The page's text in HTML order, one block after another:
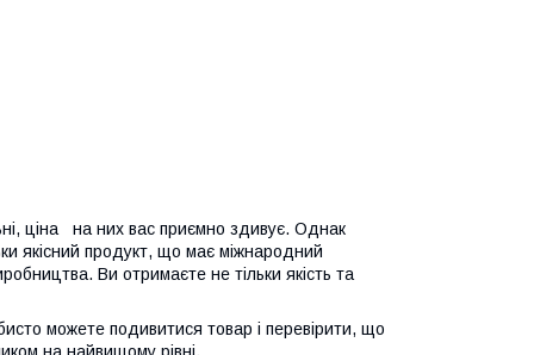
ціна на них вас приємно здивує. Однак
якісний продукт, що має міжнародний
Ви отримаєте не тільки якість та
можете подивитися товар і перевірити, що